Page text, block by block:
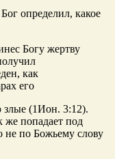
определил, какое
Богу жертву
как
его
злые (1Ион. 3:12).
же попадает под
не по Божьему слову